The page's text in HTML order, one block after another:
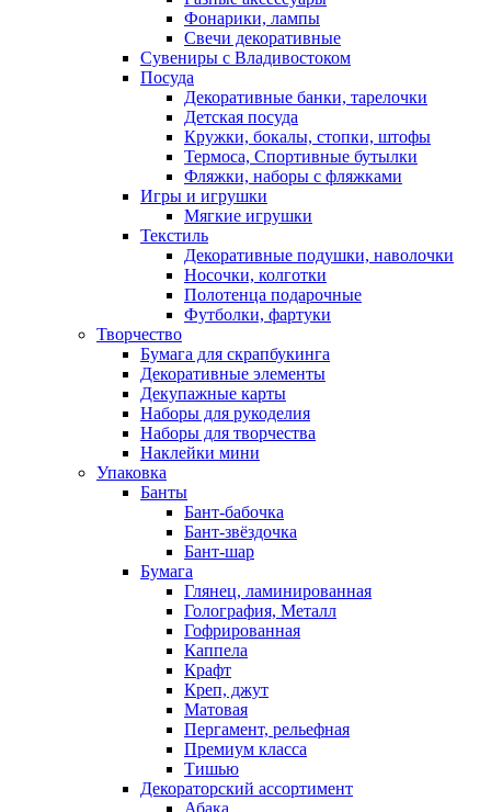
Фонарики, лампы
Свечи декоративные
Сувениры с Владивостоком
Посуда
Декоративные банки, тарелочки
Детская посуда
Кружки, бокалы, стопки, штофы
Термоса, Спортивные бутылки
Фляжки, наборы с фляжками
Игры и игрушки
Мягкие игрушки
Текстиль
Декоративные подушки, наволочки
Носочки, колготки
Полотенца подарочные
Футболки, фартуки
Творчество
Бумага для скрапбукинга
Декоративные элементы
Декупажные карты
Наборы для рукоделия
Наборы для творчества
Наклейки мини
Упаковка
Банты
Бант-бабочка
Бант-звёздочка
Бант-шар
Бумага
Глянец, ламинированная
Голография, Металл
Гофрированная
Каппела
Крафт
Креп, джут
Матовая
Пергамент, рельефная
Премиум класса
Тишью
Декораторский ассортимент
Абака